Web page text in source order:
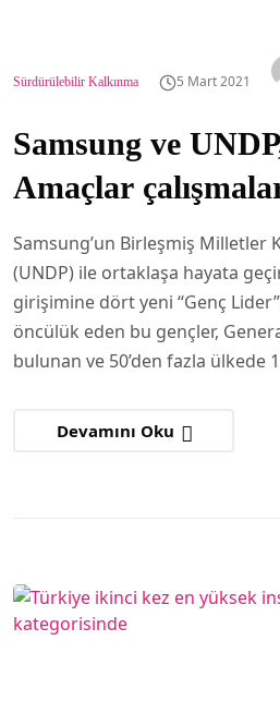
Sürdürülebilir Kalkınma 5 Mart 2021
Samsung ve
Amaçlar
kapsamını dört
Lider’le genişletti
Samsung’un Birleşmiş Milletler
(UNDP) ile ortaklaşa hayata
girişimine dört yeni “Genç
öncülük eden bu gençler,
bulunan ve 50’den fazla ülkede
Devamını Oku